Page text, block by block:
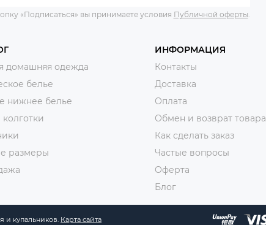
«Подписаться» вы принимаете условия Публичной оферты
домашняя одежда
белье
нижнее белье
размеры
ИНФОРМАЦИЯ
Контакты
Доставка
Оплата
Обмен и возврат товара
Как сделать заказ
Частые вопросы
Оферта
Блог
и купальников. Карта сайта